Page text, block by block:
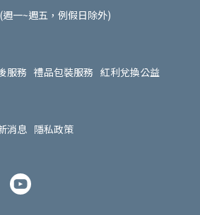
一~週五，例假日除外)
服務 禮品包裝服務 紅利兌換公益
消息 隱私政策